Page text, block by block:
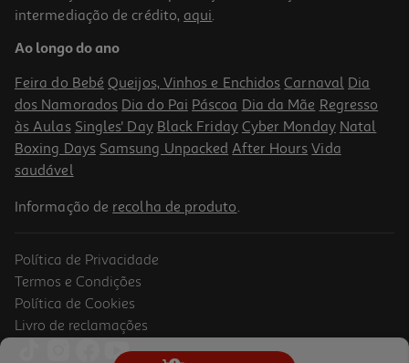
Creme Corpo Mixa Ureia 400
14.98 €/Lt
5,99 €
Loção Corporal Body Lotion Express Nivea 400 Ml
intermediação de crédito, aqui.
Ao longo do ano
Feira do Bebé Queijos, Vinhos e Enchidos Carnaval Dia
dos Namorados Dia do Pai Páscoa Dia da Mãe Regresso
às Aulas Singles' Day Black Friday Cyber Monday Natal
Boxing Days Samsung Unpacked After Hours Vida
saudável
Informação de recolha de produto.
Política de Privacidade
Termos e Condições
Política de Cookies
Livro de reclamações